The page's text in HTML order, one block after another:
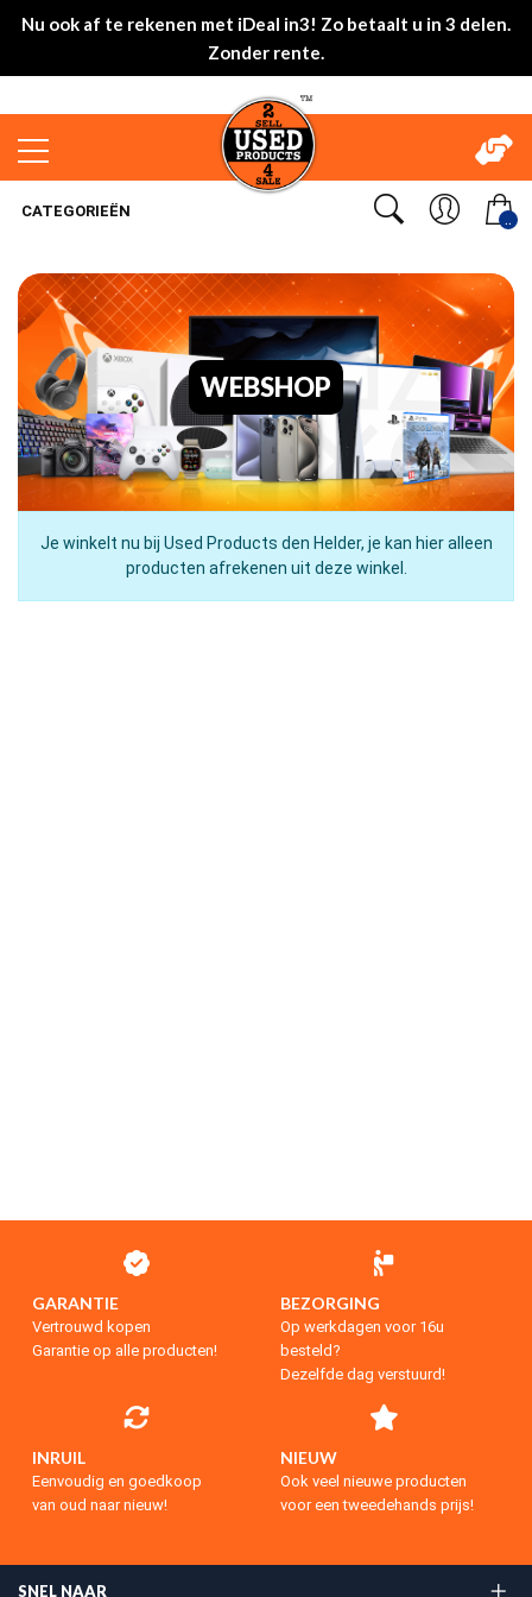
Nu ook af te rekenen met iDeal in3! Zo betaalt u in 3 delen.
Zonder rente.
..
CATEGORIEËN
WEBSHOP
Je winkelt nu bij Used Products den Helder, je kan hier alleen
producten afrekenen uit deze winkel.
GARANTIE
Vertrouwd kopen
Garantie op alle producten!
BEZORGING
Op werkdagen voor 16u
besteld?
Dezelfde dag verstuurd!
INRUIL
Eenvoudig en goedkoop
van oud naar nieuw!
NIEUW
Ook veel nieuwe producten
voor een tweedehands prijs!
SNEL NAAR